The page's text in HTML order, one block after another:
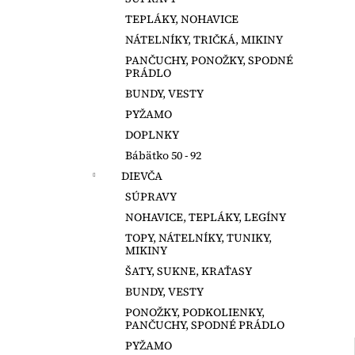
TEPLÁKY, NOHAVICE
NÁTELNÍKY, TRIČKÁ, MIKINY
PANČUCHY, PONOŽKY, SPODNÉ
PRÁDLO
BUNDY, VESTY
PYŽAMO
DOPLNKY
Bábätko 50 - 92
DIEVČA
SÚPRAVY
NOHAVICE, TEPLÁKY, LEGÍNY
TOPY, NÁTELNÍKY, TUNIKY,
MIKINY
ŠATY, SUKNE, KRAŤASY
BUNDY, VESTY
PONOŽKY, PODKOLIENKY,
PANČUCHY, SPODNÉ PRÁDLO
PYŽAMO